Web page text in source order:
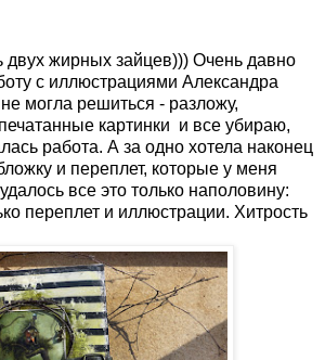
двух жирных зайцев))) Очень давно
с иллюстрациями Александра
могла решиться - разложу,
картинки и все убираю,
работа. А за одно хотела наконец
и переплет, которые у меня
все это только наполовину:
переплет и иллюстрации. Хитрость